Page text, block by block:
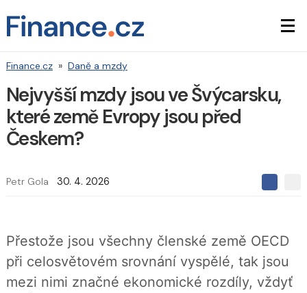
Finance.cz » Daně a mzdy
Nejvyšší mzdy jsou ve Švýcarsku,
které země Evropy jsou před
Českem?
Petr Gola 30. 4. 2026
S
l
e
t
S
j
e
a
n
a
Přestože jsou všechny členské země OECD
při celosvětovém srovnání vyspělé, tak jsou
mezi nimi značné ekonomické rozdíly, vždyť